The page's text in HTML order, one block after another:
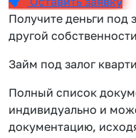
Получите деньги под
другой
Займ под залог
Полный список
индивидуально и
документацию,